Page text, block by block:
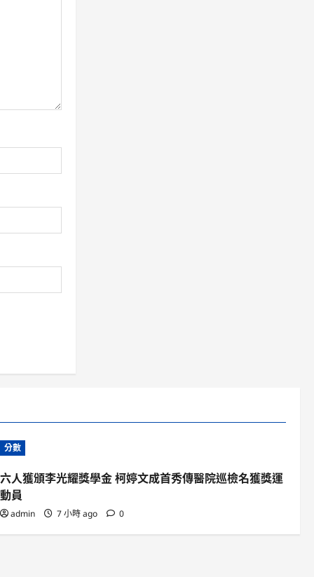
分數
六人獲頒李光耀獎學金 柯婷文成首秀傳醫院巡檢名獲獎運
動員
admin 7 小時 ago 0